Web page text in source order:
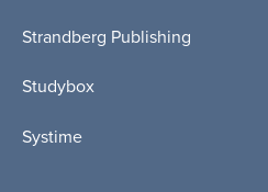
Strandberg Publishing
Studybox
Systime